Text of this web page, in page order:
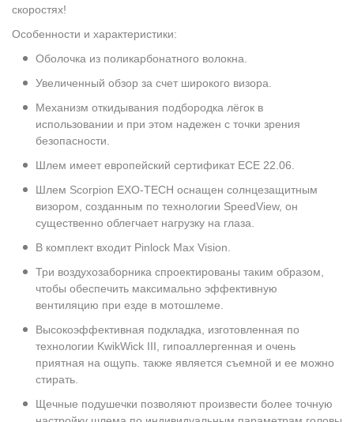
скоростях!
Особенности и характеристики:
Оболочка из поликарбонатного волокна.
Увеличенный обзор за счет широкого визора.
Механизм откидывания подбородка лёгок в
использовании и при этом надежен с точки зрения
безопасности.
Шлем имеет европейский сертификат ECE 22.06.
Шлем Scorpion EXO-TECH оснащен солнцезащитным
визором, созданным по технологии SpeedView, он
существенно облегчает нагрузку на глаза.
В комплект входит Pinlock Max Vision.
Три воздухозаборника спроектированы таким образом,
чтобы обеспечить максимально эффективную
вентиляцию при езде в мотошлеме.
Высокоэффективная подкладка, изготовленная по
технологии KwikWick III, гипоаллергенная и очень
приятная на ощупь. также является съемной и ее можно
стирать.
Щечные подушечки позволяют произвести более точную